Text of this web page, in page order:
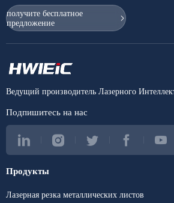
получите бесплатное
предложение
Ведущий производитель Лазерного
Подпишитесь на нас
Продукты
Лазерная резка металлических листов